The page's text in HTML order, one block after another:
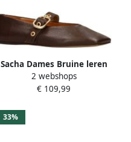
Sacha Dames Bruine leren
ballerina's
2 webshops
€ 109,99
33%